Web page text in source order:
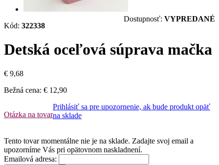
Kód: 322338
Dostupnosť: VYPREDANÉ
Detská oceľová súprava mačka
€ 9,68
Bežná cena: € 12,90
Otázka na tovar
Prihlásiť sa pre upozornenie, ak bude produkt opäť
na sklade
Tento tovar momentálne nie je na sklade. Zadajte svoj email a
upozorníme Vás pri opätovnom naskladnení.
Emailová adresa: